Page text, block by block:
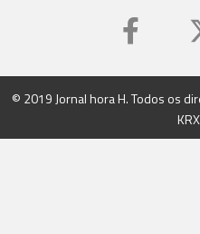
© 2019 Jornal hora H. Todos os